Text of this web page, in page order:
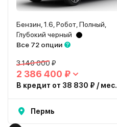
Бензин, 1.6, Робот, Полный,
Глубокий черный
Все 72 опции
3 140 000 ₽
2 386 400 ₽
В кредит от 38 830 ₽ / мес.
Пермь